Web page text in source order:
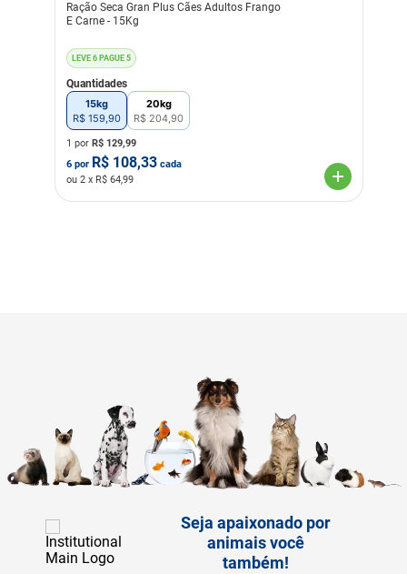
Ração Seca Gran Plus Cães Adultos Frango
E Carne - 15Kg
LEVE 6 PAGUE 5
Quantidades
15kg
R$ 159,90
20kg
R$ 204,90
1 por R$ 129,99
6 por R$ 108,33 cada
ou 2 x R$ 64,99
Seja apaixonado por
animais você
também!